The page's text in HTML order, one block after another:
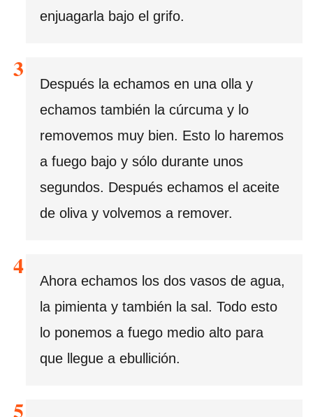
enjuagarla bajo el grifo.
Después la echamos en una olla y
echamos también la cúrcuma y lo
removemos muy bien. Esto lo haremos
a fuego bajo y sólo durante unos
segundos. Después echamos el aceite
de oliva y volvemos a remover.
Ahora echamos los dos vasos de agua,
la pimienta y también la sal. Todo esto
lo ponemos a fuego medio alto para
que llegue a ebullición.